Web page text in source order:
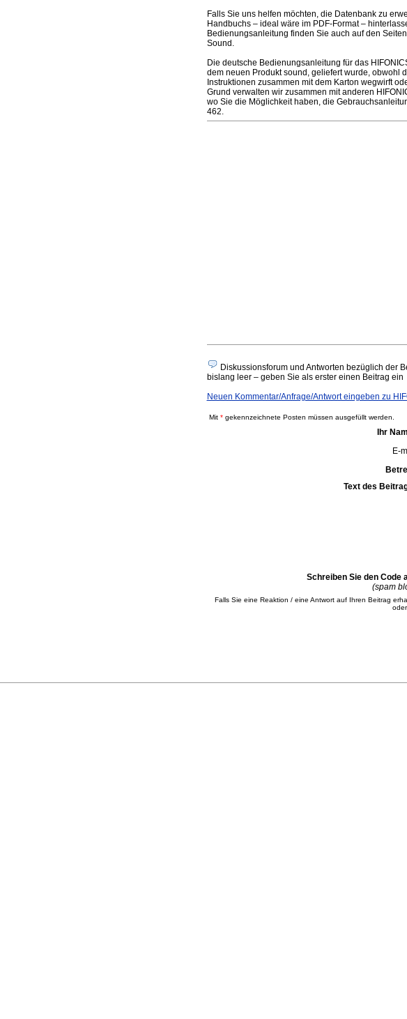
Falls Sie uns helfen möchten, die Datenbank zu
Handbuchs – ideal wäre im PDF-Format –
Bedienungsanleitung finden Sie auch auf den
Sound.
Die deutsche Bedienungsanleitung für das
dem neuen Produkt sound, geliefert wurde, obwohl
Instruktionen zusammen mit dem Karton wegwirft
Grund verwalten wir zusammen mit anderen
wo Sie die Möglichkeit haben, die
462.
Diskussionsforum und Antworten bezüglich der
bislang leer – geben Sie als erster einen Beitrag ein
Neuen Kommentar/Anfrage/Antwort eingeben zu
Mit *gekennzeichnete Posten müssen ausgefüllt werden.
Ihr
E-
Text des
Schreiben Sie den Code
(spam
Falls Sie eine Reaktion / eine Antwort auf Ihren Beitrag